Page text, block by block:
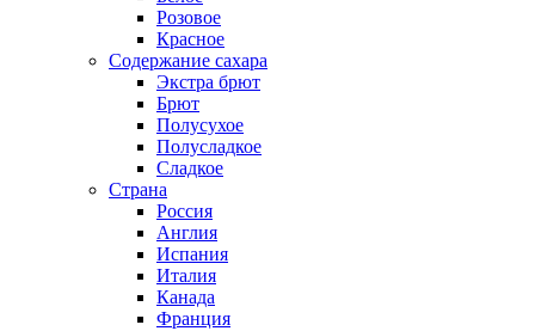
Розовое
Красное
Содержание сахара
Экстра брют
Брют
Полусухое
Полусладкое
Сладкое
Страна
Россия
Англия
Испания
Италия
Канада
Франция